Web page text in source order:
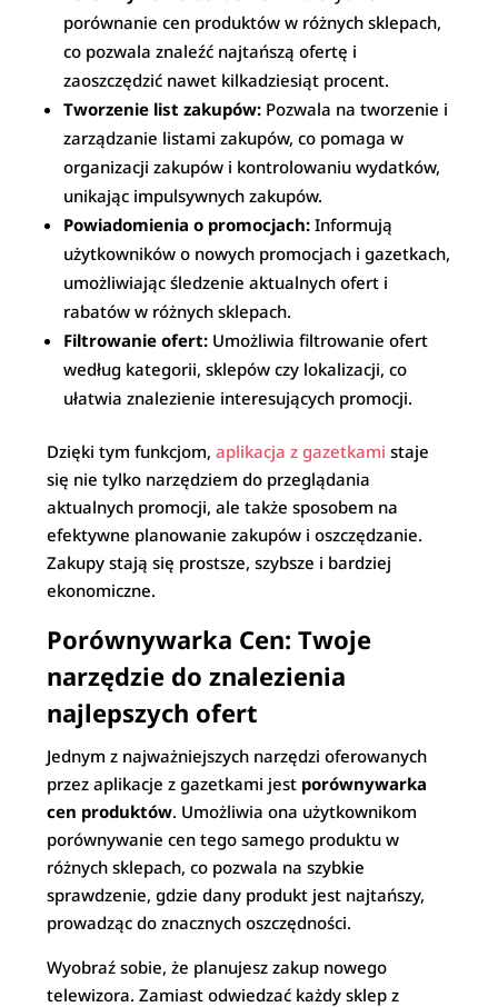
porównanie cen produktów w różnych sklepach,
co pozwala znaleźć najtańszą ofertę i
zaoszczędzić nawet kilkadziesiąt procent.
Tworzenie list zakupów: Pozwala na tworzenie i
zarządzanie listami zakupów, co pomaga w
organizacji zakupów i kontrolowaniu wydatków,
unikając impulsywnych zakupów.
Powiadomienia o promocjach: Informują
użytkowników o nowych promocjach i gazetkach,
umożliwiając śledzenie aktualnych ofert i
rabatów w różnych sklepach.
Filtrowanie ofert: Umożliwia filtrowanie ofert
według kategorii, sklepów czy lokalizacji, co
ułatwia znalezienie interesujących promocji.
Dzięki tym funkcjom,aplikacja z gazetkami staje
się nie tylko narzędziem do przeglądania
aktualnych promocji, ale także sposobem na
efektywne planowanie zakupów i oszczędzanie.
Zakupy stają się prostsze, szybsze i bardziej
ekonomiczne.
Porównywarka Cen: Twoje
narzędzie do znalezienia
najlepszych ofert
Jednym z najważniejszych narzędzi oferowanych
przez aplikacje z gazetkami jest porównywarka
cen produktów. Umożliwia ona użytkownikom
porównywanie cen tego samego produktu w
różnych sklepach, co pozwala na szybkie
sprawdzenie, gdzie dany produkt jest najtańszy,
prowadząc do znacznych oszczędności.
Wyobraź sobie, że planujesz zakup nowego
telewizora. Zamiast odwiedzać każdy sklep z